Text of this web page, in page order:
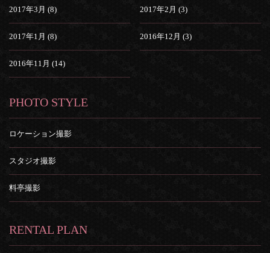
2017年3月 (8) 2017年2月 (3)
2017年1月 (8) 2016年12月 (3)
2016年11月 (14)
PHOTO STYLE
ロケーション撮影
スタジオ撮影
料亭撮影
RENTAL PLAN